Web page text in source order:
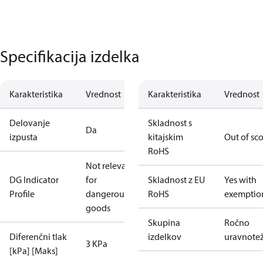
Specifikacija izdelka
Karakteristika Vrednost
Delovanje
izpusta
Da
DG Indicator
Profile
Not relevant
for
dangerous
goods
Diferenčni tlak
[kPa] [Maks]
3 KPa
Karakteristika Vrednost
Skladnost s
kitajskim
RoHS
Out of
Skladnost z EU
RoHS
Yes with
Skupina
izdelkov
Ročno